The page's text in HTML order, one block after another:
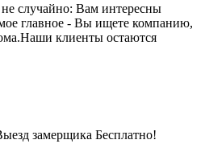
случайно: Вам интересны
главное - Вы ищете компанию,
клиенты остаются
замерщика Бесплатно!